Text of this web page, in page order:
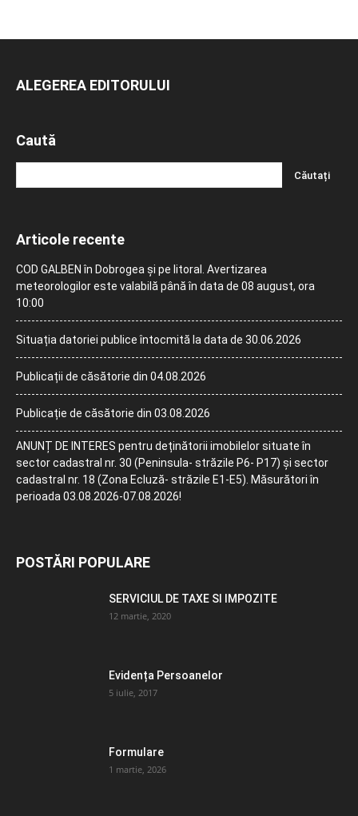
ALEGEREA EDITORULUI
Caută
Articole recente
COD GALBEN în Dobrogea și pe litoral. Avertizarea
meteorologilor este valabilă până în data de 08 august, ora
10:00
Situația datoriei publice întocmită la data de 30.06.2026
Publicații de căsătorie din 04.08.2026
Publicație de căsătorie din 03.08.2026
ANUNȚ DE INTERES pentru deținătorii imobilelor situate în
sector cadastral nr. 30 (Peninsula- străzile P6- P17) și sector
cadastral nr. 18 (Zona Ecluză- străzile E1-E5). Măsurători în
perioada 03.08.2026-07.08.2026!
POSTĂRI POPULARE
SERVICIUL DE TAXE SI IMPOZITE
12 martie, 2020
Evidența Persoanelor
5 iulie, 2017
Formulare
1 martie, 2026